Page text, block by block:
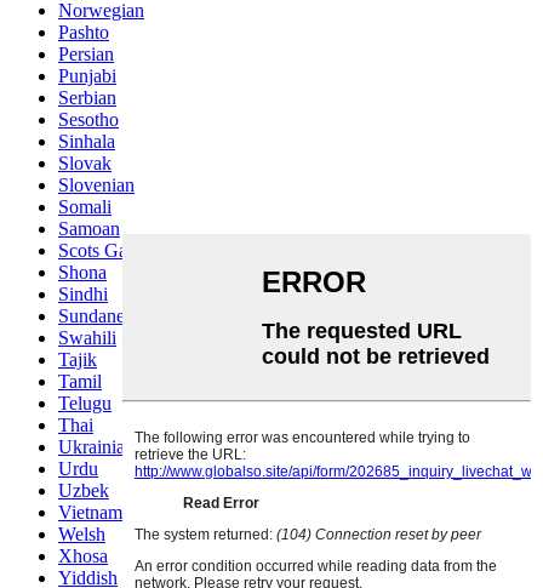
Norwegian
Pashto
Persian
Punjabi
Serbian
Sesotho
Sinhala
Slovak
Slovenian
Somali
Samoan
Scots Gaelic
Shona
Sindhi
Sundanese
Swahili
Tajik
Tamil
Telugu
Thai
Ukrainian
Urdu
Uzbek
Vietnamese
Welsh
Xhosa
Yiddish